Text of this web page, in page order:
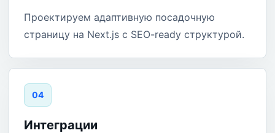
Проектируем адаптивную посадочную
страницу на Next.js с SEO-ready структурой.
04
Интеграции